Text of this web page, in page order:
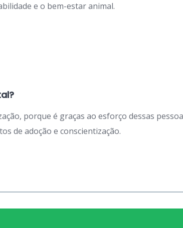
e o bem-estar animal.
porque é graças ao esforço dessas
de adoção e conscientização.